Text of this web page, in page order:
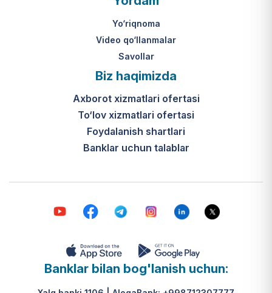
Yo‘riqnoma
Video qo‘llanmalar
Savollar
Biz haqimizda
Axborot xizmatlari ofertasi
To‘lov xizmatlari ofertasi
Foydalanish shartlari
Banklar uchun talablar
Banklar bilan bog'lanish uchun: